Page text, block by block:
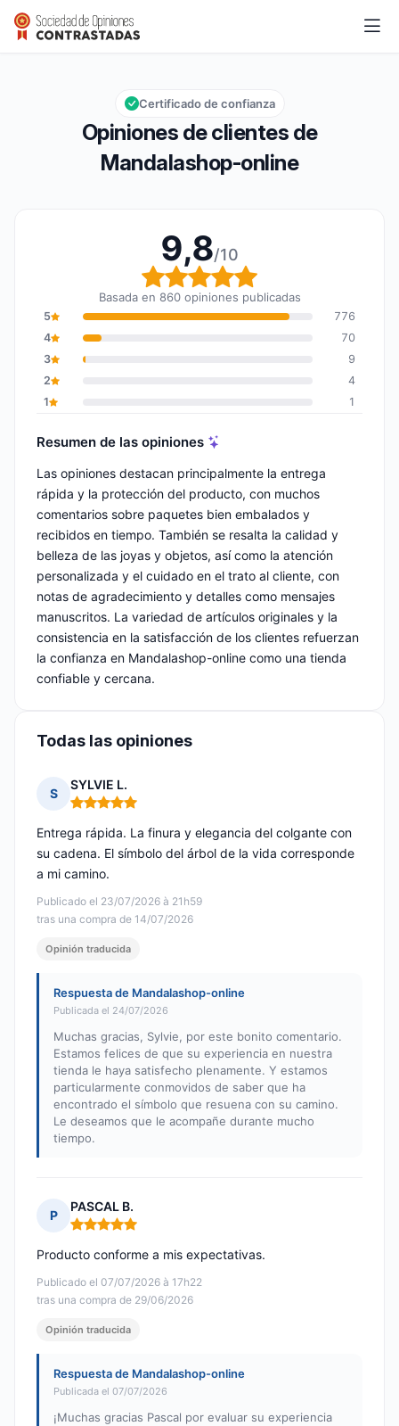
Mandalashop-online
Calificación global: 9,8 de 10
9,8/10
Opiniones de clientes de
Mandalashop-online
Certificado de confianza
9,8/10
Calificación global: 9,8
Basada en 860 opiniones publicadas
5
776
4
70
3
9
2
4
1
1
Resumen de las opiniones
Las opiniones destacan principalmente la entrega
rápida y la protección del producto, con muchos
comentarios sobre paquetes bien embalados y
recibidos en tiempo. También se resalta la calidad y
belleza de las joyas y objetos, así como la atención
personalizada y el cuidado en el trato al cliente, con
notas de agradecimiento y detalles como mensajes
manuscritos. La variedad de artículos originales y la
consistencia en la satisfacción de los clientes refuerzan
la confianza en Mandalashop-online como una tienda
confiable y cercana.
Todas las opiniones
S
SYLVIE L.
Nota: 5 de 5
Publicado el 23/07/2026 à 21h59
tras una compra de 14/07/2026
Entrega rápida. La finura y elegancia del colgante con
su cadena. El símbolo del árbol de la vida corresponde
a mi camino.
Opinión traducida
Respuesta de Mandalashop-online
Publicada el 24/07/2026
Muchas gracias, Sylvie, por este bonito comentario.
Estamos felices de que su experiencia en nuestra
tienda le haya satisfecho plenamente. Y estamos
particularmente conmovidos de saber que ha
encontrado el símbolo que resuena con su camino.
Le deseamos que le acompañe durante mucho
tiempo.
P
PASCAL B.
Nota: 5 de 5
Publicado el 07/07/2026 à 17h22
tras una compra de 29/06/2026
Producto conforme a mis expectativas.
Opinión traducida
Respuesta de Mandalashop-online
Publicada el 07/07/2026
¡Muchas gracias Pascal por evaluar su experiencia